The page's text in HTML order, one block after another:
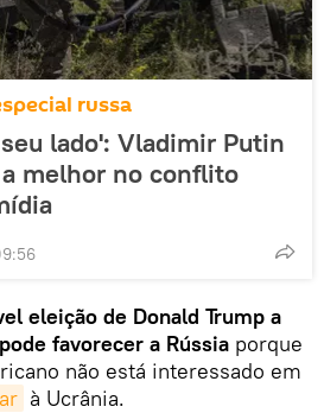
russa
lado': Vladimir Putin
melhor no conflito
eleição de Donald Trump a
favorecer a Rússia porque
não está interessado em
à Ucrânia.